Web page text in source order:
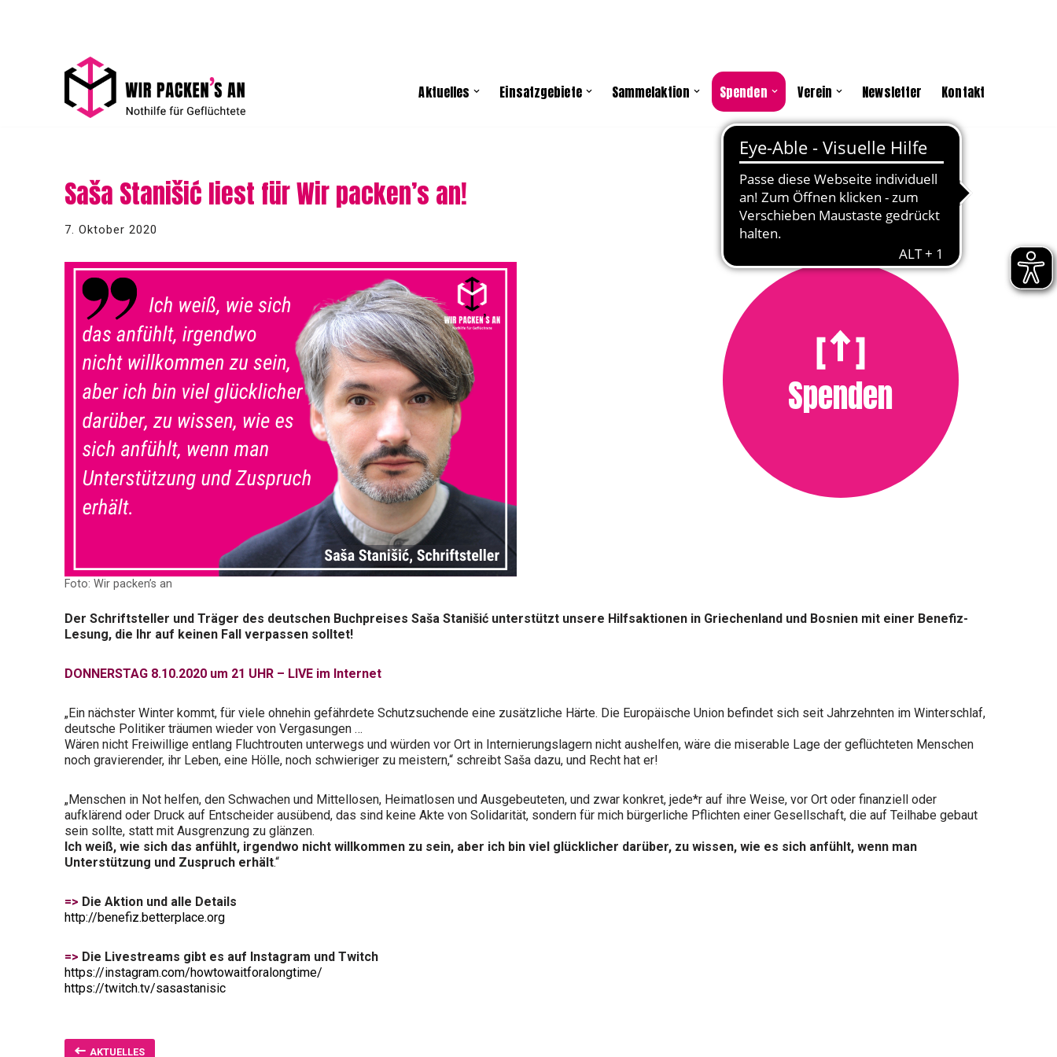
Aktuelles Einsatzgebiete Sammelaktion Spenden Verein Newsletter Kontakt
Saša Stanišić liest für Wir packen’s an!
7. Oktober 2020
Foto: Wir packen’s an
Spenden
Der Schriftsteller und Träger des deutschen Buchpreises Saša Stanišić unterstützt unsere Hilfsaktionen in Griechenland und Bosnien mit einer Benefiz-
Lesung, die Ihr auf keinen Fall verpassen solltet!
DONNERSTAG 8.10.2020 um 21 UHR – LIVE im Internet
„Ein nächster Winter kommt, für viele ohnehin gefährdete Schutzsuchende eine zusätzliche Härte. Die Europäische Union befindet sich seit Jahrzehnten im Winterschlaf,
deutsche Politiker träumen wieder von Vergasungen …
Wären nicht Freiwillige entlang Fluchtrouten unterwegs und würden vor Ort in Internierungslagern nicht aushelfen, wäre die miserable Lage der geflüchteten Menschen
noch gravierender, ihr Leben, eine Hölle, noch schwieriger zu meistern,“ schreibt Saša dazu, und Recht hat er!
„Menschen in Not helfen, den Schwachen und Mittellosen, Heimatlosen und Ausgebeuteten, und zwar konkret, jede*r auf ihre Weise, vor Ort oder finanziell oder
aufklärend oder Druck auf Entscheider ausübend, das sind keine Akte von Solidarität, sondern für mich bürgerliche Pflichten einer Gesellschaft, die auf Teilhabe gebaut
sein sollte, statt mit Ausgrenzung zu glänzen.
Ich weiß, wie sich das anfühlt, irgendwo nicht willkommen zu sein, aber ich bin viel glücklicher darüber, zu wissen, wie es sich anfühlt, wenn man
Unterstützung und Zuspruch erhält.“
=> Die Aktion und alle Details
http://benefiz.betterplace.org
=> Die Livestreams gibt es auf Instagram und Twitch
https://instagram.com/howtowaitforalongtime/
https://twitch.tv/sasastanisic
AKTUELLES